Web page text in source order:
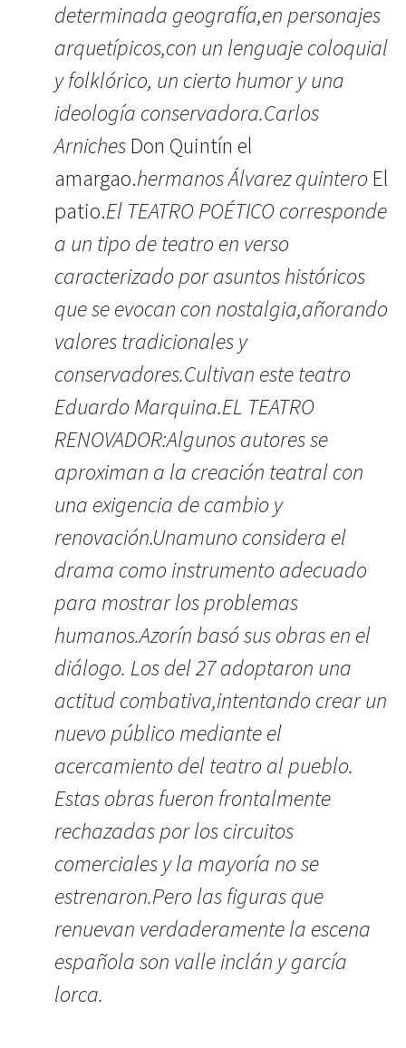
determinada geografía,en personajes
arquetípicos,con un lenguaje coloquial
y folklórico, un cierto humor y una
ideología conservadora.Carlos
ArnichesDon Quintín el
amargao.hermanos Álvarez quintero El
patio.El TEATRO POÉTICO corresponde
a un tipo de teatro en verso
caracterizado por asuntos históricos
que se evocan con nostalgia,añorando
valores tradicionales y
conservadores.Cultivan este teatro
Eduardo Marquina.EL TEATRO
RENOVADOR:Algunos autores se
aproximan a la creación teatral con
una exigencia de cambio y
renovación.Unamuno considera el
drama como instrumento adecuado
para mostrar los problemas
humanos.Azorín basó sus obras en el
diálogo. Los del 27 adoptaron una
actitud combativa,intentando crear un
nuevo público mediante el
acercamiento del teatro al pueblo.
Estas obras fueron frontalmente
rechazadas por los circuitos
comerciales y la mayoría no se
estrenaron.Pero las figuras que
renuevan verdaderamente la escena
española son valle inclán y garcía
lorca.